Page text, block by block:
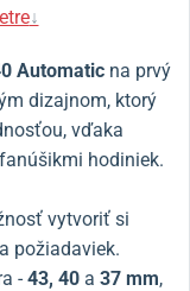
↓
Automatic na prvý
dizajnom, ktorý
vďaka
hodiniek.
vytvoriť si
požiadaviek.
- 43, 40 a 37 mm,